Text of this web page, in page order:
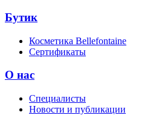
Бутик
Косметика Bellefontaine
Сертификаты
О нас
Специалисты
Новости и публикации